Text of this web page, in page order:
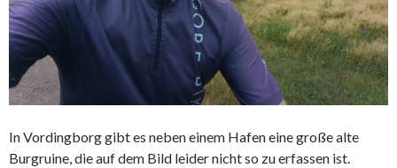
In Vordingborg gibt es neben einem Hafen eine große alte
Burgruine, die auf dem Bild leider nicht so zu erfassen ist.